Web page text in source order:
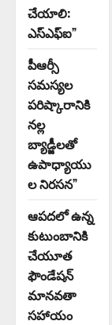
చేయాలి:
ఎస్ఎఫ్ఐ”
పీఆర్సీ
సమస్యల
పరిష్కారానికి
నల్ల
బ్యాడ్జీలతో
ఉపాధ్యాయు
ల నిరసన”
ఆపదలో ఉన్న
కుటుంబానికి
చేయూత
ఫౌండేషన్
మానవతా
సహాయం